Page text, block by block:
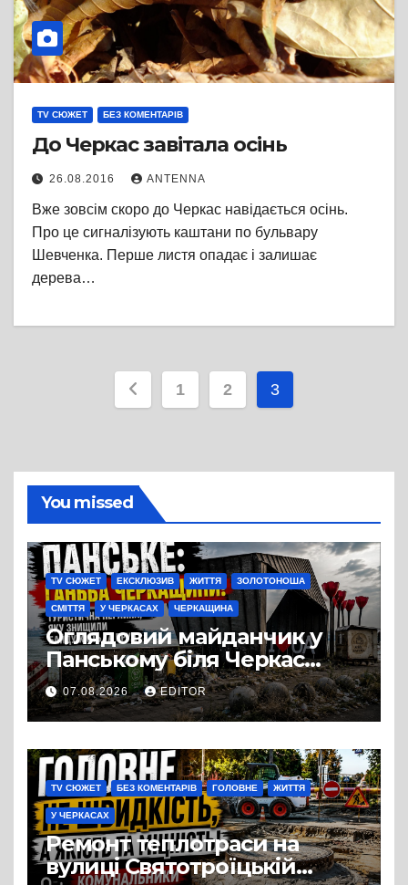
TV СЮЖЕТ БЕЗ КОМЕНТАРІВ
До Черкас завітала осінь
26.08.2016 ANTENNA
Вже зовсім скоро до Черкас навідається осінь.
Про це сигналізують каштани по бульвару
Шевченка. Перше листя опадає і залишає
дерева…
Пагінація
1 2 3
You missed
TV СЮЖЕТ ЕКСКЛЮЗИВ ЖИТТЯ ЗОЛОТОНОША
СМІТТЯ У ЧЕРКАСАХ ЧЕРКАЩИНА
Оглядовий майданчик у
Панському біля Черкас
перетворився на занедбане
сміттєзвалище
07.08.2026 EDITOR
TV СЮЖЕТ БЕЗ КОМЕНТАРІВ ГОЛОВНЕ ЖИТТЯ
У ЧЕРКАСАХ
Ремонт теплотраси на
вулиці Святотроїцькій